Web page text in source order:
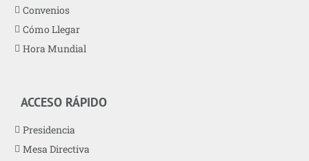
Convenios
Cómo Llegar
Hora Mundial
ACCESO RÁPIDO
Presidencia
Mesa Directiva